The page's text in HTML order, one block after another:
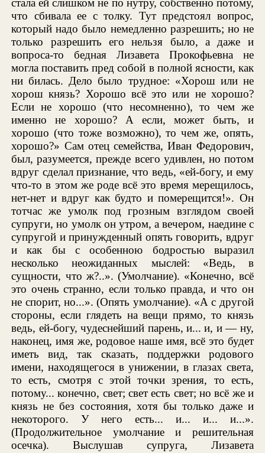
стала ей слишком не по нутру, собственно потому,
что сбивала ее с толку. Тут предстоял вопрос,
который надо было немедленно разрешить; но не
только разрешить его нельзя было, а даже и
вопроса-то бедная Лизавета Прокофьевна не
могла поставить пред собой в полной ясности, как
ни билась. Дело было трудное: «Хорош или не
хорош князь? Хорошо всё это или не хорошо?
Если не хорошо (что несомненно), то чем же
именно не хорошо? А если, может быть, и
хорошо (что тоже возможно), то чем же, опять,
хорошо?» Сам отец семейства, Иван Федорович,
был, разумеется, прежде всего удивлен, но потом
вдруг сделал признание, что ведь, «ей-богу, и ему
что-то в этом же роде всё это время мерещилось,
нет-нет и вдруг как будто и померещится!». Он
тотчас же умолк под грозным взглядом своей
супруги, но умолк он утром, а вечером, наедине с
супругой и принужденный опять говорить, вдруг
и как бы с особенною бодростью выразил
несколько неожиданных мыслей: «Ведь, в
сущности, что ж?..». (Умолчание). «Конечно, всё
это очень странно, если только правда, и что он
не спорит, но...». (Опять умолчание). «А с другой
стороны, если глядеть на вещи прямо, то князь
ведь, ей-богу, чудеснейший парень, и... и, и — ну,
наконец, имя же, родовое наше имя, всё это будет
иметь вид, так сказать, поддержки родового
имени, находящегося в унижении, в глазах света,
то есть, смотря с этой точки зрения, то есть,
потому... конечно, свет; свет есть свет; но всё же и
князь не без состояния, хотя бы только даже и
некоторого. У него есть... и... и... и...».
(Продолжительное умолчание и решительная
осечка). Выслушав супруга, Лизавета